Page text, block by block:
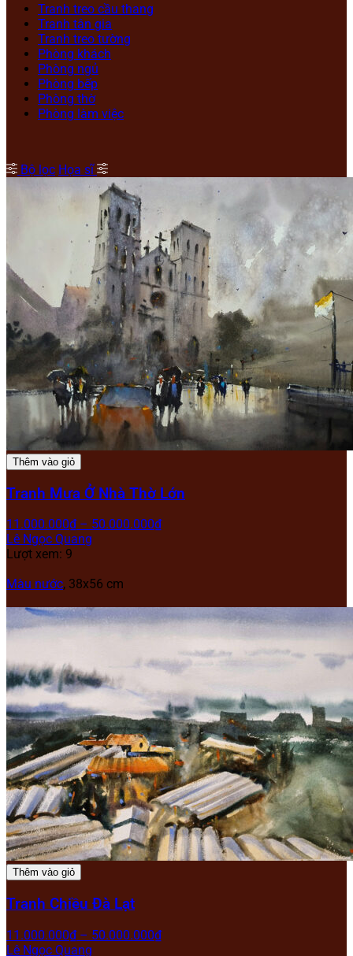
Tranh treo cầu thang
Tranh tân gia
Tranh treo tường
Phòng khách
Phòng ngủ
Phòng bếp
Phòng thờ
Phòng làm việc
Bộ lọc Họa sĩ
Thêm vào giỏ
Tranh Mưa Ở Nhà Thờ Lớn
11.000.000₫ – 50.000.000₫
Lê Ngọc Quang
Lượt xem: 9
Màu nước, 38x56 cm
Thêm vào giỏ
Tranh Chiều Đà Lạt
11.000.000₫ – 50.000.000₫
Lê Ngọc Quang